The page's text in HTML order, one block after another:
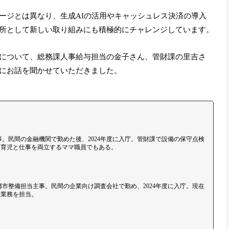
ジとは異なり、生成AIの活用やキャッシュレス決済の導入
して新しい取り組みにも積極的にチャレンジしています。
ついて、総務課人事給与担当の金子さん、管財課の里吉さ
お話を聞かせていただきました。
民間の金融機関で勤めた後、2024年度に入庁。管財課で設備の保守点検
児と仕事を両立するママ職員でもある。
整備担当主事。民間の企業向け調査会社で勤め、2024年度に入庁。現在
務を担当。